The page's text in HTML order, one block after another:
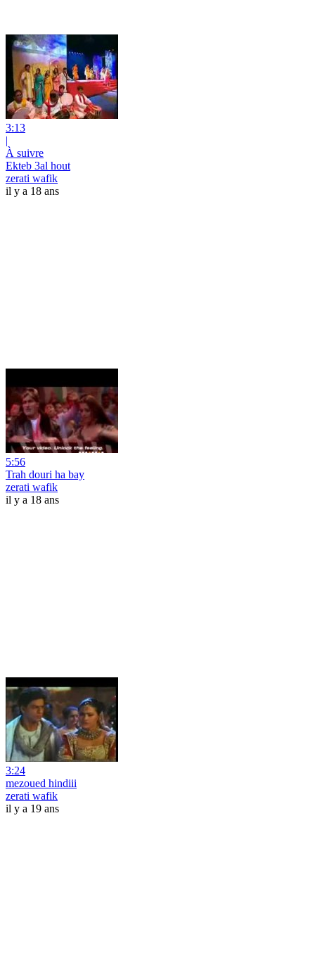
3:13
|
À suivre
Ekteb 3al hout
zerati wafik
il y a 18 ans
5:56
Trah douri ha bay
zerati wafik
il y a 18 ans
3:24
mezoued hindiii
zerati wafik
il y a 19 ans